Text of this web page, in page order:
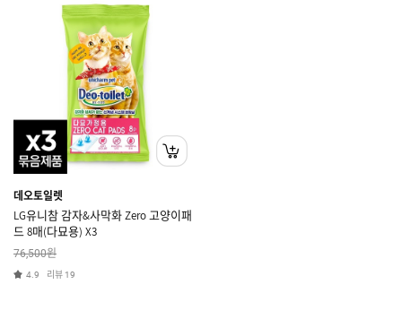
데오토일렛
LG유니참 감자&사막화 Zero 고양이패
드 8매(다묘용) X3
76,500원
4.9 리뷰 19